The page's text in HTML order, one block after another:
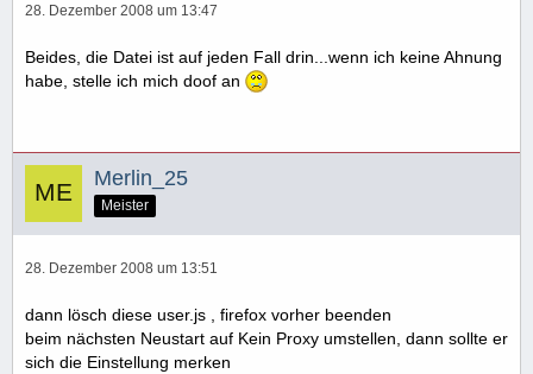
28. Dezember 2008 um 13:47
Beides, die Datei ist auf jeden Fall drin...wenn ich keine Ahnung
habe, stelle ich mich doof an
Merlin_25
Meister
28. Dezember 2008 um 13:51
dann lösch diese user.js , firefox vorher beenden
beim nächsten Neustart auf Kein Proxy umstellen, dann sollte er
sich die Einstellung merken